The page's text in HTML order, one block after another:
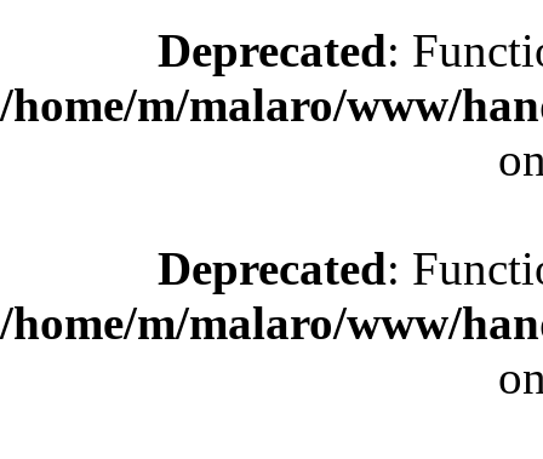
Deprecated:
/home/m/malaro/www/
Deprecated:
/home/m/malaro/www/